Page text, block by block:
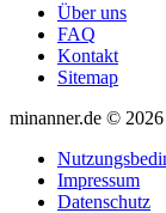
Über uns
FAQ
Kontakt
Sitemap
minanner.de © 2026
Impressum
Datenschutz